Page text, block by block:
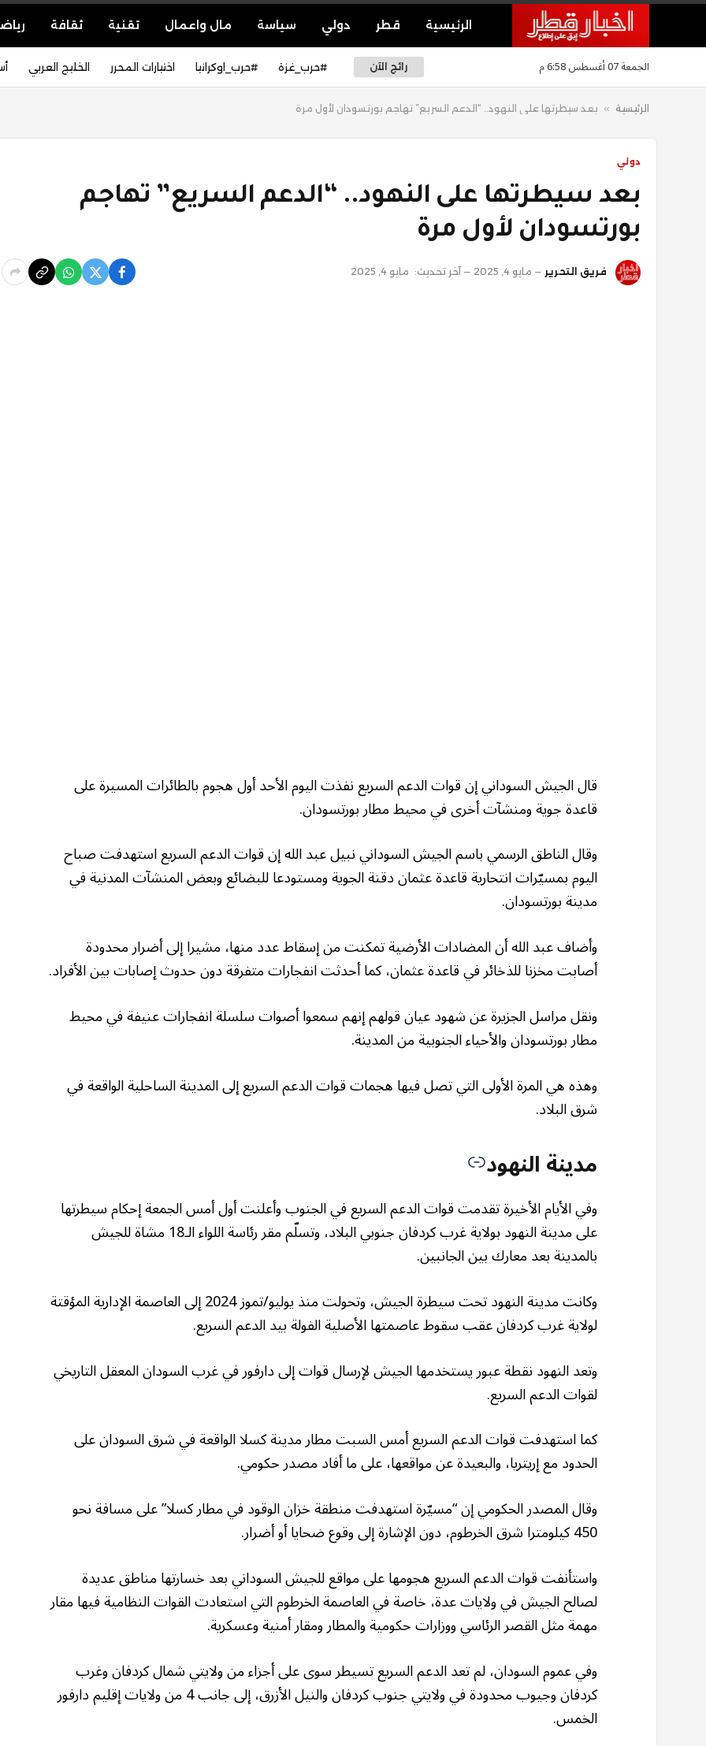
الرئيسية قطر دولي سياسة مال واعمال تقنية ثقافة
الجمعة 07 أغسطس 6:58 م رائج الآن #حرب_غزة #حرب_اوكرانيا اختيارات المحرر الخليج العربي
الرئيسية » بعد سيطرتها على النهود.. “الدعم السريع” تهاجم بورتسودان لأول مرة
دولي
بعد سيطرتها على النهود.. “الدعم السريع” تهاجم
بورتسودان لأول مرة
فريق التحرير مايو 4, 2025 آخر تحديث: مايو 4, 2025
قال الجيش السوداني إن قوات الدعم السريع نفذت اليوم الأحد أول هجوم بالطائرات المسيرة على
قاعدة جوية ومنشآت أخرى في محيط مطار بورتسودان.
وقال الناطق الرسمي باسم الجيش السوداني نبيل عبد الله إن قوات الدعم السريع استهدفت صباح
اليوم بمسيّرات انتحارية قاعدة عثمان دقنة الجوية ومستودعا للبضائع وبعض المنشآت المدنية في
مدينة بورتسودان.
وأضاف عبد الله أن المضادات الأرضية تمكنت من إسقاط عدد منها، مشيرا إلى أضرار محدودة
أصابت مخزنا للذخائر في قاعدة عثمان، كما أحدثت انفجارات متفرقة دون حدوث إصابات بين الأفراد.
ونقل مراسل الجزيرة عن شهود عيان قولهم إنهم سمعوا أصوات سلسلة انفجارات عنيفة في محيط
مطار بورتسودان والأحياء الجنوبية من المدينة.
وهذه هي المرة الأولى التي تصل فيها هجمات قوات الدعم السريع إلى المدينة الساحلية الواقعة في
شرق البلاد.
مدينة النهود
وفي الأيام الأخيرة تقدمت قوات الدعم السريع في الجنوب وأعلنت أول أمس الجمعة إحكام سيطرتها
على مدينة النهود بولاية غرب كردفان جنوبي البلاد، وتسلّم مقر رئاسة اللواء الـ18 مشاة للجيش
بالمدينة بعد معارك بين الجانبين.
وكانت مدينة النهود تحت سيطرة الجيش، وتحولت منذ يوليو/تموز 2024 إلى العاصمة الإدارية المؤقتة
لولاية غرب كردفان عقب سقوط عاصمتها الأصلية الفولة بيد الدعم السريع.
وتعد النهود نقطة عبور يستخدمها الجيش لإرسال قوات إلى دارفور في غرب السودان المعقل التاريخي
لقوات الدعم السريع.
كما استهدفت قوات الدعم السريع أمس السبت مطار مدينة كسلا الواقعة في شرق السودان على
الحدود مع إريتريا، والبعيدة عن مواقعها، على ما أفاد مصدر حكومي.
وقال المصدر الحكومي إن “مسيّرة استهدفت منطقة خزان الوقود في مطار كسلا” على مسافة نحو
450 كيلومترا شرق الخرطوم، دون الإشارة إلى وقوع ضحايا أو أضرار.
واستأنفت قوات الدعم السريع هجومها على مواقع للجيش السوداني بعد خسارتها مناطق عديدة
لصالح الجيش في ولايات عدة، خاصة في العاصمة الخرطوم التي استعادت القوات النظامية فيها مقار
مهمة مثل القصر الرئاسي ووزارات حكومية والمطار ومقار أمنية وعسكرية.
وفي عموم السودان، لم تعد الدعم السريع تسيطر سوى على أجزاء من ولايتي شمال كردفان وغرب
كردفان وجيوب محدودة في ولايتي جنوب كردفان والنيل الأزرق، إلى جانب 4 من ولايات إقليم دارفور
الخمس.